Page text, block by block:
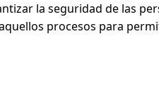
la seguridad de las
procesos para